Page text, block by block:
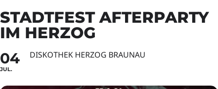
STADTFEST AFTERPARTY
IM HERZOG
04
JUL.
DISKOTHEK HERZOG BRAUNAU